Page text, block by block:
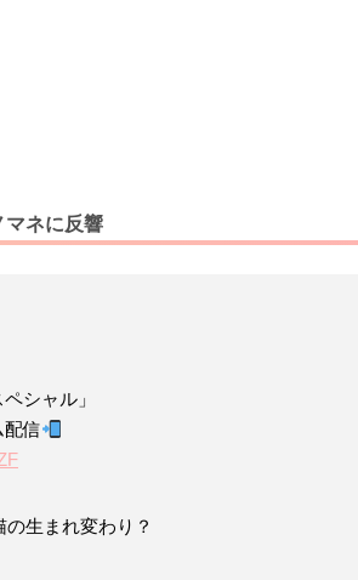
マネに反響
シャル」
配信
生まれ変わり？